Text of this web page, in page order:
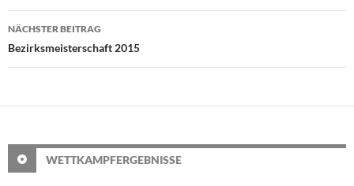
NÄCHSTER BEITRAG
Bezirksmeisterschaft 2015
WETTKAMPFERGEBNISSE